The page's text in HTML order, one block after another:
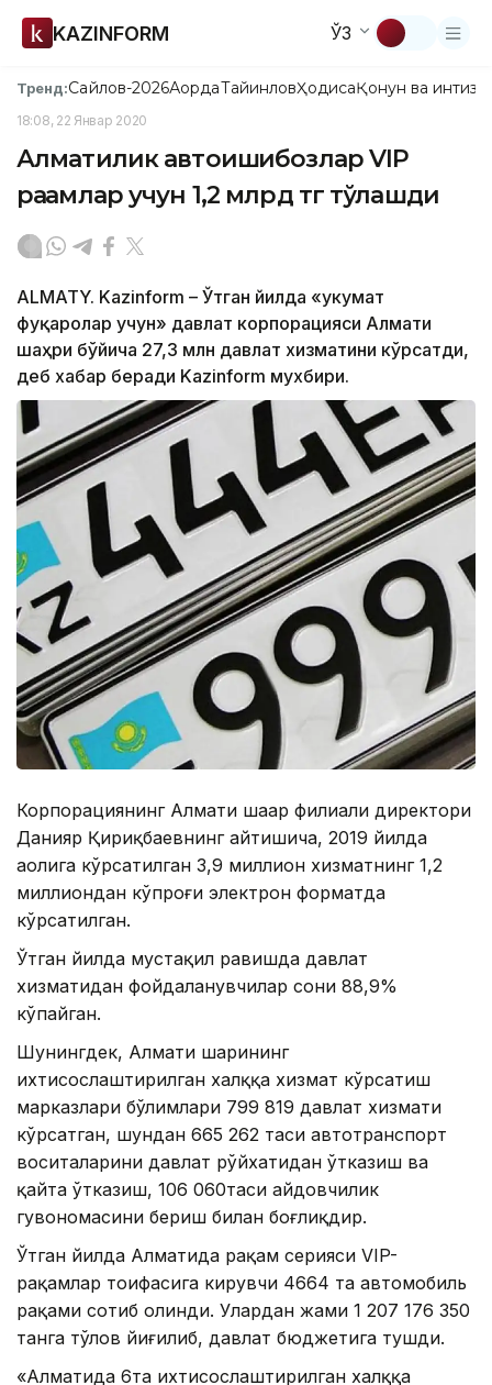
KAZINFORM ЎЗ
Тренд:Сайлов-2026АқордаТайинловҲодисаҚонун ва
18:08, 22 Январ 2020
Алматилик автоишқибозлар VIP
рақамлар учун 1,2 млрд тг тўлашди
ALMATY. Kazinform – Ўтган йилда «Ҳукумат
фуқаролар учун» давлат корпорацияси Алмати
шаҳри бўйича 27,3 млн давлат хизматини кўрсатди,
деб хабар беради Kazinform мухбири.
Корпорациянинг Алмати шаҳар филиали директори
Данияр Қириқбаевнинг айтишича, 2019 йилда
аҳолига кўрсатилган 3,9 миллион хизматнинг 1,2
миллиондан кўпроғи электрон форматда
кўрсатилган.
Ўтган йилда мустақил равишда давлат
хизматидан фойдаланувчилар сони 88,9%
кўпайган.
Шунингдек, Алмати шаҳрининг
ихтисослаштирилган халққа хизмат кўрсатиш
марказлари бўлимлари 799 819 давлат хизмати
кўрсатган, шундан 665 262 таси автотранспорт
воситаларини давлат рўйхатидан ўтказиш ва
қайта ўтказиш, 106 060таси ҳайдовчилик
гувоҳномасини бериш билан боғлиқдир.
Ўтган йилда Алматида рақам серияси VIP-
рақамлар тоифасига кирувчи 4664 та автомобиль
рақами сотиб олинди. Улардан жами 1 207 176 350
танга тўлов йиғилиб, давлат бюджетига тушди.
«Алматида 6та ихтисослаштирилган халққа